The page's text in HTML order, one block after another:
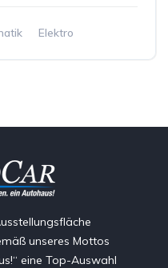
Elektro
unseres Mottos
eine Top-Auswahl